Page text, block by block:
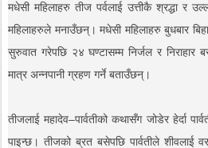
मधेसी महिलाहरु तीज पर्वलाई उत्तीकै श्रद्धा र
महिलाहरुले मनाउँछन्। मधेसी महिलाहरु बुधबार
सुरुवात गरेपछि २४ घण्टासम्म निर्जल र निराहार
मात्र अन्नपानी ग्रहण गर्ने बताउँछन्।
तीजलाई महादेव–पार्वतीको कथासँग जोडेर हेर्दा
पाइन्छ। तीजको ब्रत बसेपछि पार्वतीले शीवलाई